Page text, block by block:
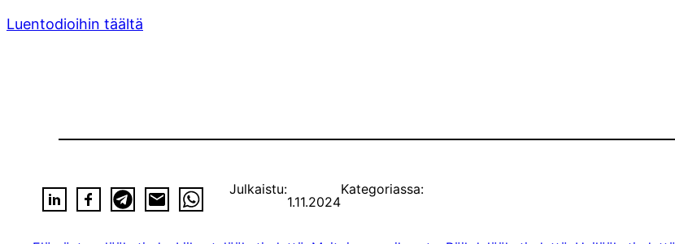
Luentodioihin täältä
Julkaistu:
1.11.2024
Kategoriassa: